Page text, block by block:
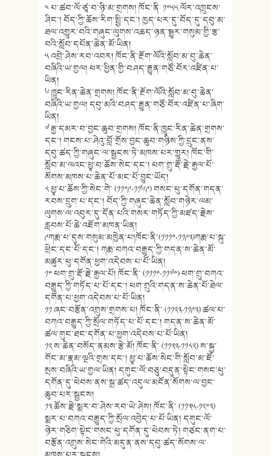
༤ པ་ཚབ་ལོ་ཙཱ་བ་ཉི་མ་གྲགས། ཁོང་ནི ༡༠༥༥ ལོར་འཁྲུངས་
ཤིང་། བོད་ཀྱི་ཆོས་རིག་སྤྱི་དང་། ཁྱད་པར་དུ་བོད་དུ་དབུ་མ་
ཐལ་འགྱུར་བའི་གཞུང་ལུགས་འཆད་ཉན་སྒྱུར་གསུམ་གྱི་རྩ་
བའི་སློབ་དཔོན་ཆེན་མོ་ཡིན།
༥ འབྲེ་ཤེས་རབ་འབར། ཁོང་ནི་རྔོག་ལོའི་སློབ་མ་བུ་ཆེན་
བཞིའི་ཡ་གྱལ། ཕར་ཕྱིན་གྱི་བཤད་རྒྱུན་གཙོ་བོར་འཛིན་པ་
ཡིན།
༦ ཁྱུང་རིན་ཆེན་གྲགས། ཁོང་ནི་རྔོག་ལོའི་སློབ་མ་བུ་ཆེན་
བཞིའི་ཡ་གྱལ། དབུ་མའི་བཤད་རྒྱུན་གཙོ་བོར་འཛིན་པ་ཞིག་
ཡིན།
༧ རྒྱ་དམར་བ་བྱང་ཆུབ་གྲགས། ཁོང་ནི་ཁྱུང་རིན་ཆེན་གྲགས་
དང་། གངས་པ་ཤེའུ་བློ་གྲོས་བྱང་ཆུབ་གཉིས་ཀྱི་དྲུང་ནས་
དབུ་ཚད་ཀྱི་གཞུང་ལ་སྦྱངས་ཏེ་མཁས་པར་གྱུར། ཁོང་གི་
སློབ་མ་ལའང་ཕྱྭ་བ་ཆོས་སེང་དང་། ཕག་གྲུ་རྡོ་རྗེ་རྒྱལ་པོ་
སོགས་མཁས་པ་ཆེན་པོ་མང་པོ་བྱུང་ཡོད།
༨ ཕྱྭ་པ་ཆོས་ཀྱི་སེང་གེ་ (༡༡༠༩-༡༡༦༩) གསང་ཕུ་དགོན་གདན་
རབས་དྲུག་པ་དང་། བོད་ཀྱི་གཞུང་ཆེན་སློབ་གཉེར་ལམ་
ལུགས་ལ་འབུར་དུ་དོན་པའི་གསར་གཏོད་ཀྱི་མཛད་རྗེས་
རླབས་པོ་ཆེ་འཇོག་མཁན་ཡིན།
༩ཀརྨ་པ་དུས་གསུམ་མཁྱེན་པ།ཁོང་ནི་(༡༡༡༠-༡༡༩༣)ཀརྨ་པ་སྐུ་
ཕྲེང་དང་པོ་དང་། ཀརྨ་བཀའ་བརྒྱུད་ཀྱི་གདན་ས་ཆེན་མོ་
མཚུར་ཕུ་དགོན་ཕྱག་འདེབས་པ་པོ་ཡིན།
༡༠ ཕག་གྲུ་རྡོ་རྗེ་རྒྱལ་པོ། ཁོང་ནི་ (༡༡༡༠-༡༡༧༠) ཕག་གྲུ་བཀའ་
བརྒྱུད་ཀྱི་གཏོད་པ་པོ་དང་། ཕག་གྲུའི་གདན་ས་ཆེན་པོ་ཐེལ་
དགོན་པ་ཕྱག་འདེབས་པ་པོ་ཡིན།
༡༡ ཞང་བརྩོན་འགྲུས་གྲགས་པ། ཁོང་ནི་ (༡༡༢༣-༡༡༩༣) ཚལ་པ་
བཀའ་བརྒྱུད་ཀྱི་སྲོལ་གཏོད་པ་པོ་དང་། གདན་ས་ཆེན་མོ་
ཚལ་གུང་ཐང་དགོན་པ་ཕྱག་འདེབས་པ་པོ་ཡིན།
༡༢ ས་ཆེན་བསོད་ནམས་རྩེ་མོ། ཁོང་ནི་ (༡༡༣༣-༡༡༨༢) ས་སྐྱ་
གོང་མ་རྣམ་ལྔའི་གྲས་དང་། ཕྱྭ་པ་ཆོས་སེང་གི་སློབ་མ་ཇོ་
སྲས་བཞིའི་ཡ་གྱལ་ཡིན། དགུང་ལོ་བཅུ་བདུན་སྟེང་གསང་ཕུ་
དགོན་དུ་ཕེབས་ནས་སྒྲ་ཚད་འདུལ་མངོན་སོགས་ལ་བྱང་
ཆུབ་པར་སྦྱངས།
༡༣ ཆོས་རྗེ་སྨར་བ་ཤེས་རབ་ཡེ་ཤེས། ཁོང་ནི་ (༡༡༣༥-༡༢༠༣)
སྨར་པ་བཀའ་བརྒྱུད་ཀྱི་སྲོལ་འབྱེད་པ་པོ་ཡིན། དགུང་ལོ་
ཉེར་གཅིག་སྟེང་གསང་ཕུ་དགོན་དུ་ཕེབས་ཏེ། གཙང་ནག་པ་
བརྩོན་འགྲུས་སེང་གེའི་མདུན་ནས་དབུ་ཚད་སོགས་ལ་